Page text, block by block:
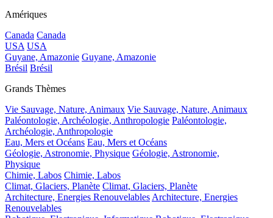
Amériques
Canada Canada
USA USA
Guyane, Amazonie Guyane, Amazonie
Brésil Brésil
Grands Thèmes
Vie Sauvage, Nature, Animaux Vie Sauvage, Nature, Animaux
Paléontologie, Archéologie, Anthropologie Paléontologie,
Archéologie, Anthropologie
Eau, Mers et Océans Eau, Mers et Océans
Géologie, Astronomie, Physique Géologie, Astronomie,
Physique
Chimie, Labos Chimie, Labos
Climat, Glaciers, Planète Climat, Glaciers, Planète
Architecture, Energies Renouvelables Architecture, Energies
Renouvelables